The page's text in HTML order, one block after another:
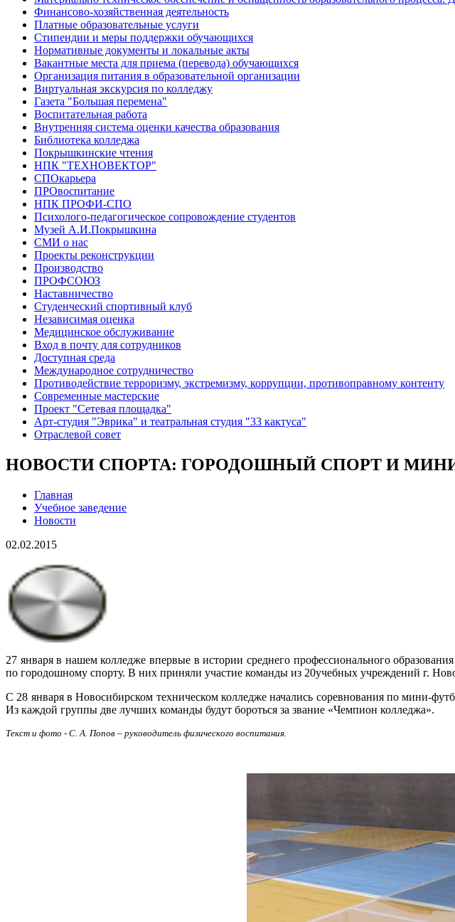
Финансово-хозяйственная деятельность
Платные образовательные услуги
Стипендии и меры поддержки обучающихся
Нормативные документы и локальные акты
Вакантные места для приема (перевода) обучающихся
Организация питания в образовательной организации
Виртуальная экскурсия по колледжу
Газета "Большая перемена"
Воспитательная работа
Внутренняя система оценки качества образования
Библиотека колледжа
Покрышкинские чтения
НПК "ТЕХНОВЕКТОР"
СПОкарьера
ПРОвоспитание
НПК ПРОФИ-СПО
Психолого-педагогическое сопровождение студентов
Музей А.И.Покрышкина
СМИ о нас
Проекты реконструкции
Производство
ПРОФСОЮЗ
Наставничество
Студенческий спортивный клуб
Независимая оценка
Медицинское обслуживание
Вход в почту для сотрудников
Доступная среда
Международное сотрудничество
Противодействие терроризму, экстремизму, коррупции, противоправному контенту
Современные мастерские
Проект "Сетевая площадка"
Арт-студия "Эврика" и театральная студия "33 кактуса"
Отраслевой совет
НОВОСТИ СПОРТА: ГОРОДОШНЫЙ СПОРТ И
Главная
Учебное заведение
Новости
02.02.2015
27 января в нашем колледже впервые в истории среднего профессионального
по городошному спорту. В них приняли участие команды из 20учебных учреждений г.
С 28 января в Новосибирском техническом колледже начались соревнования по мини-
Из каждой группы две лучших команды будут бороться за звание «Чемпион колледжа».
Текст и фото - С. А. Попов – руководитель физического воспитания.